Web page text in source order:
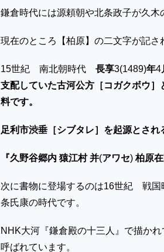
鎌倉時代には源頼朝や北条政子が久
現在のところ【柏原】の二文字が記
15世紀 南北朝時代 長享3(1489)年4
支配していた古河公方［コガクボウ
料です。
足利市渋垂［シブタレ］を起源とさ
『久野谷郷内 猿江村 并(アワセ)柏原
次に書物に登場するのは16世紀 戦国
条氏康の時代です。
NHK大河『鎌倉殿の十三人』で描か
呼ばれています。